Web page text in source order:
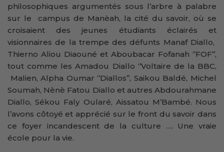
philosophiques argumentés sous l’arbre à palabre
sur le campus de Manèah, la cité du savoir, où se
croisaient des jeunes étudiants éclairés et
visionnaires de la trempe des défunts Manaf Diallo,
Thierno Aliou Diaouné et Aboubacar Fofanah ‘’FOF’’,
tout comme les Amadou Diallo ‘’Voltaire de la BBC,
Malien, Alpha Oumar ‘’Diallos’’, Saikou Baldé, Michel
Soumah, Nènè Fatou Diallo et autres Abdourahmane
Diallo, Sékou Faly Oularé, Aissatou M’Bambé. Nous
l’avons côtoyé et apprécié sur le front du savoir dans
ce foyer incandescent de la culture …. Une vraie
école pour la vie.